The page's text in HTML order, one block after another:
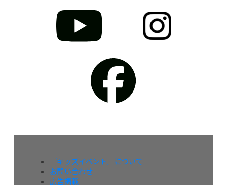
『キッズイベント』について
お問い合わせ
広告掲載